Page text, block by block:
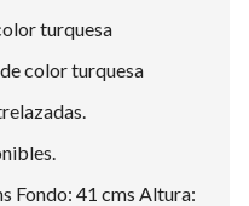
turquesa
color turquesa
Fondo: 41 cms Altura: